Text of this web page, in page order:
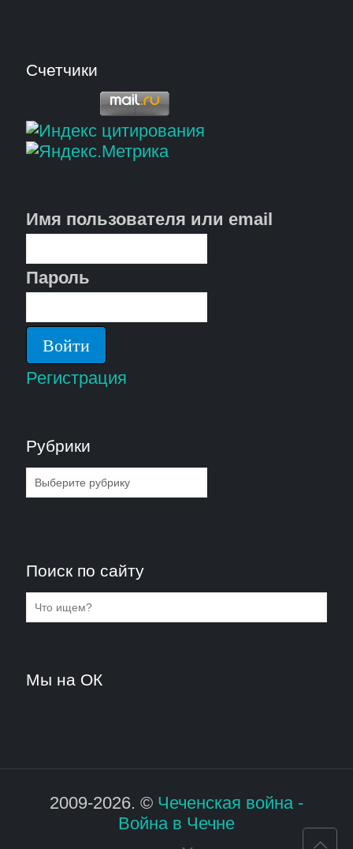
Счетчики
Имя пользователя или email
Пароль
Регистрация
Рубрики
Рубрики
Поиск по сайту
Мы на ОК
2009-2026. © Чеченская война -
Война в Чечне